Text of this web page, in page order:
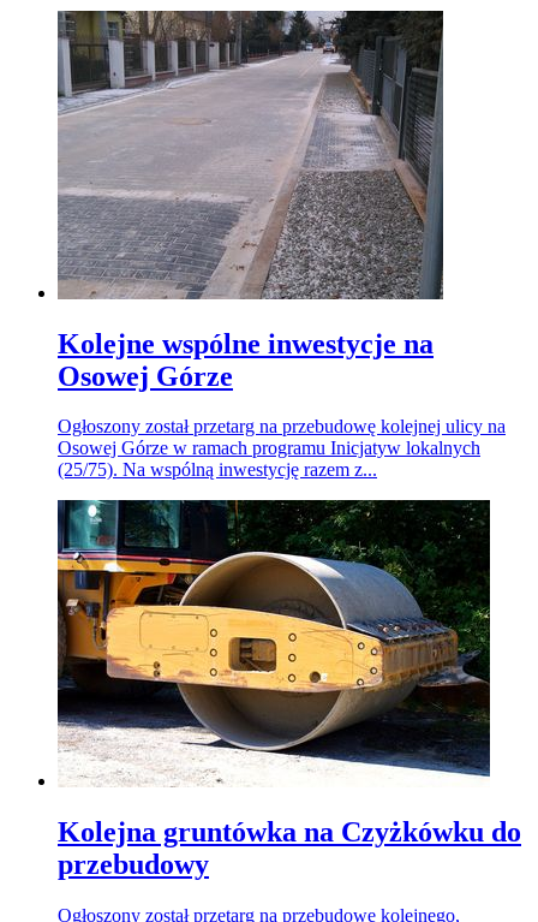
Kolejne wspólne inwestycje na
Osowej Górze
Ogłoszony został przetarg na przebudowę kolejnej ulicy na
Osowej Górze w ramach programu Inicjatyw lokalnych
(25/75). Na wspólną inwestycję razem z...
Kolejna gruntówka na Czyżkówku do
przebudowy
Ogłoszony został przetarg na przebudowę kolejnego,